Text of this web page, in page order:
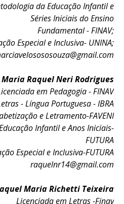
da Educação Infantil e
Séries Iniciais do Ensino
Fundamental - FINAV;
Especial e Inclusiva- UNINA;
Maria Raquel Neri Rodrigues
em Pedagogia - FINAV
- Língua Portuguesa - IBRA
e Letramento-FAVENI
Infantil e Anos Iniciais-
FUTURA
Especial e Inclusiva-FUTURA
raquelnr14@gmail.com
Maria Richetti Teixeira
Licenciada em Letras -Finav